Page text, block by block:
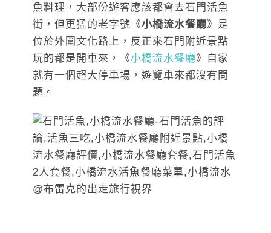
魚料理，大部份遊客應該都會去石門活魚
街，但更猛的老字號《小橋流水餐廳》是
位於外圍文化路上，反正來石門附近景點
玩的都是開車來，《小橋流水餐廳》自家
就有一個超大停車場，遊覽車來都沒有問
題。